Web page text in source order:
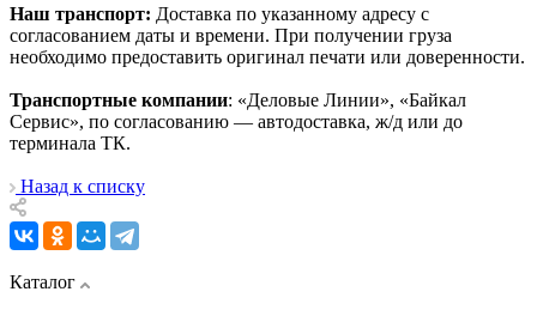
Наш транспорт: Доставка по указанному адресу с
согласованием даты и времени. При получении груза
необходимо предоставить оригинал печати или доверенности.
Транспортные компании: «Деловые Линии», «Байкал
Сервис», по согласованию — автодоставка, ж/д или до
терминала ТК.
Назад к списку
Каталог